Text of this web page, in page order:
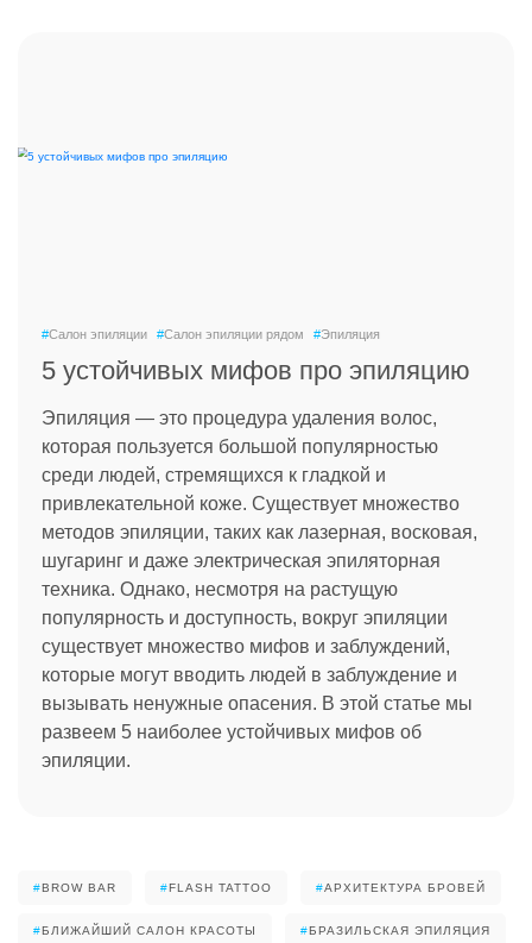
#Салон эпиляции #Салон эпиляции рядом #Эпиляция
5 устойчивых мифов про эпиляцию
Эпиляция — это процедура удаления волос,
которая пользуется большой популярностью
среди людей, стремящихся к гладкой и
привлекательной коже. Существует множество
методов эпиляции, таких как лазерная, восковая,
шугаринг и даже электрическая эпиляторная
техника. Однако, несмотря на растущую
популярность и доступность, вокруг эпиляции
существует множество мифов и заблуждений,
которые могут вводить людей в заблуждение и
вызывать ненужные опасения. В этой статье мы
развеем 5 наиболее устойчивых мифов об
эпиляции.
#BROW BAR #FLASH TATTOO #АРХИТЕКТУРА БРОВЕЙ
#БЛИЖАЙШИЙ САЛОН КРАСОТЫ #БРАЗИЛЬСКАЯ ЭПИЛЯЦИЯ